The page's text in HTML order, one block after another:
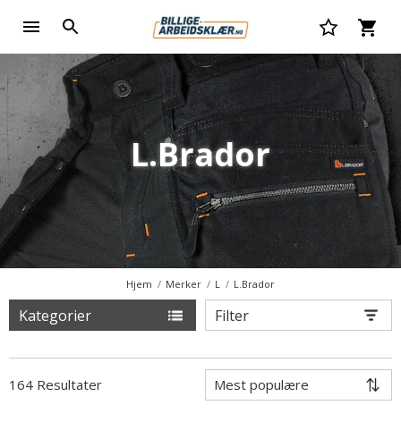
L.Brador
Hjem Merker L L.Brador
Kategorier Filter
164 Resultater